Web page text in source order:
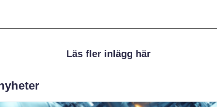
Läs fler inlägg här